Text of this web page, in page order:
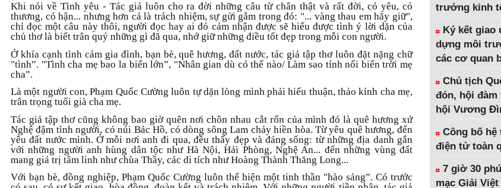
Khi nói về Tình yêu - Tác giả luôn cho ra đời những câu từ chân thật và rất đời, có yêu, có
thương, có hận... nhưng hơn cả là trách nhiệm, sự gửi gắm trong đó: "... vàng thau em hãy giữ",
chỉ đọc một câu này thôi, người đọc hay ai đó cảm nhận được sẽ hiểu được tình ý lời dặn của
chủ thơ là biết trân quý những gì đã qua, nhớ giữ những điều tốt đẹp trong mỗi con người.
Ở khía cạnh tình cảm gia đình, bạn bè, quê hương, đất nước, tác giả tập thơ luôn đặt nặng chữ
"tình”. "Tình cha mẹ bao la biển lớn”, "Nhân gian dù có thế nào/ Làm sao tính nổi biển trời mẹ
cha”.
Là một người con, Phạm Quốc Cường luôn tự dặn lòng mình phải hiếu thuận, thảo kính cha mẹ,
trân trọng tuổi già cha mẹ.
Tác giả tập thơ cũng không bao giờ quên nơi chôn nhau cắt rốn của mình đó là quê hương xứ
Nghệ đậm tình người, có núi Bác Hồ, có dòng sông Lam chảy hiền hòa. Từ yêu quê hương, đến
yêu đất nước mình. Ở mỗi nơi anh đi qua, đều thấy đẹp và đáng sống: từ những địa danh gắn
với những người anh hùng dân tộc như Hà Nội, Hải Phòng, Nghệ An... đến những vùng đất
mang giá trị tâm linh như chùa Thầy, các di tích như Hoàng Thành Thăng Long...
Với bạn bè, đồng nghiệp, Phạm Quốc Cường luôn thể hiện một tinh thần "hào sảng”. Có trước
trưởng kinh
Ký kết giao
dựng môi
các cơ quan
Chủ tịch
đón, hội
hội Vương
Công bố
điện tử toàn
7 giờ 30
mạc Giải